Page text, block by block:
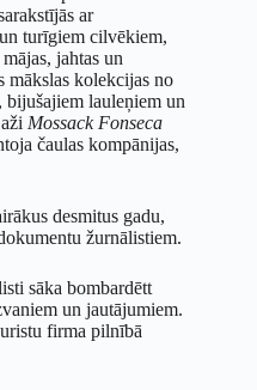
ar
turīgiem cilvēkiem,
jahtas un
mākslas kolekcijas no
bijušajiem lauleņiem un
Mossack Fonseca
čaulas kompānijas,
desmitus gadu,
žurnālistiem.
sāka bombardētt
un jautājumiem.
firma pilnībā